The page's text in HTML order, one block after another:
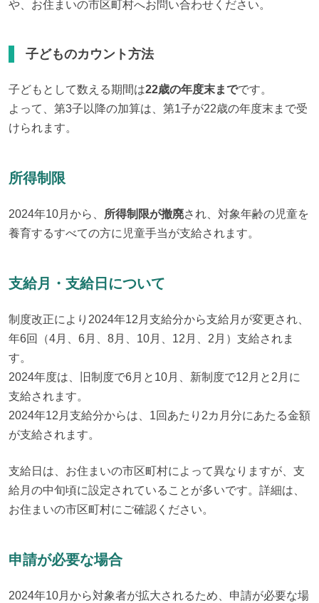
や、お住まいの市区町村へお問い合わせください。
子どものカウント方法
子どもとして数える期間は22歳の年度末までです。
よって、第3子以降の加算は、第1子が22歳の年度末まで受
けられます。
所得制限
2024年10月から、 所得制限が撤廃され、対象年齢の児童を
養育するすべての方に児童手当が支給されます。
支給月・支給日について
制度改正により2024年12月支給分から支給月が変更され、
年6回（4月、6月、8月、10月、12月、2月）支給されま
す。
2024年度は、旧制度で6月と10月、新制度で12月と2月に
支給されます。
2024年12月支給分からは、1回あたり2カ月分にあたる金額
が支給されます。
支給日は、お住まいの市区町村によって異なりますが、支
給月の中旬頃に設定されていることが多いです。詳細は、
お住まいの市区町村にご確認ください。
申請が必要な場合
2024年10月から対象者が拡大されるため、申請が必要な場